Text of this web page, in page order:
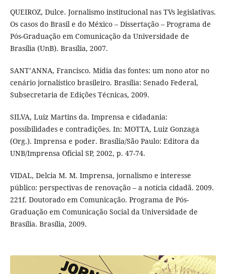
QUEIROZ, Dulce. Jornalismo institucional nas TVs legislativas.
Os casos do Brasil e do México – Dissertação – Programa de
Pós-Graduação em Comunicação da Universidade de
Brasília (UnB). Brasília, 2007.
SANT’ANNA, Francisco. Mídia das fontes: um nono ator no
cenário jornalístico brasileiro. Brasília: Senado Federal,
Subsecretaria de Edições Técnicas, 2009.
SILVA, Luiz Martins da. Imprensa e cidadania:
possibilidades e contradições. In: MOTTA, Luiz Gonzaga
(Org.). Imprensa e poder. Brasília/São Paulo: Editora da
UNB/Imprensa Oficial SP, 2002, p. 47-74.
VIDAL, Delcia M. M. Imprensa, jornalismo e interesse
público: perspectivas de renovação – a notícia cidadã. 2009.
221f. Doutorado em Comunicação. Programa de Pós-
Graduação em Comunicação Social da Universidade de
Brasília. Brasília, 2009.